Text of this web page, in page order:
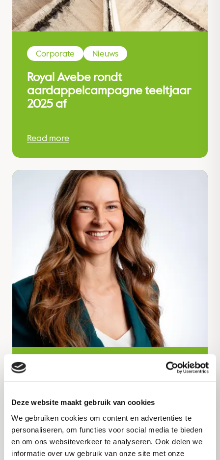
Deze website maakt gebruik van cookies
We gebruiken cookies om content en advertenties te
personaliseren, om functies voor social media te bieden
en om ons websiteverkeer te analyseren. Ook delen we
informatie over uw gebruik van onze site met onze
Corporate Nieuws
Royal Avebe rondt
aardappelcampagne teeltjaar
2025 af
Read more
lid raad van commissarissen
van Royal Avebe
Read more